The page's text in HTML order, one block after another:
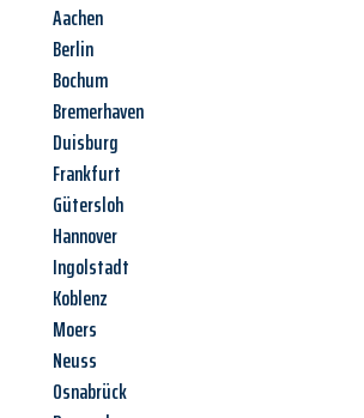
Aachen
Berlin
Bochum
Bremerhaven
Duisburg
Frankfurt
Gütersloh
Hannover
Ingolstadt
Koblenz
Moers
Neuss
Osnabrück